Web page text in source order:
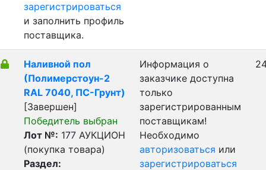
зарегистрироваться
и заполнить профиль
поставщика.
Наливной пол
(Полимерстоун-2
RAL 7040, ПС-Грунт)
[Завершен]
Победитель выбран
Лот №: 177 АУКЦИОН
(покупка товара)
Раздел:
Информация о
заказчике доступна
только
зарегистрированным
поставщикам!
Необходимо
авторизоваться или
зарегистрироваться